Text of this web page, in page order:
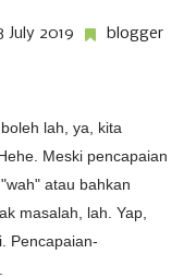
July 2019 blogger
lah, ya, kita
Meski pencapaian
atau bahkan
masalah, lah. Yap,
Pencapaian-